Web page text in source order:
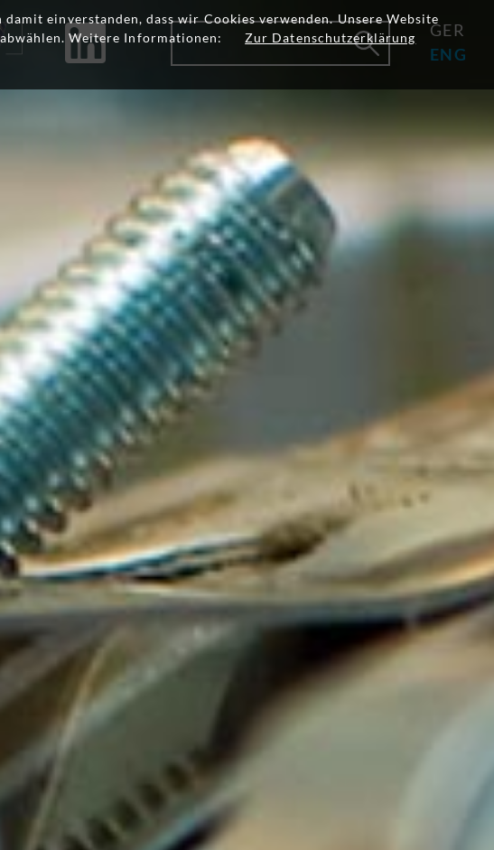
einverstanden, dass wir Cookies verwenden. Unsere Website
Weitere Informationen:
Zur Datenschutzerklärung
GER
ENG